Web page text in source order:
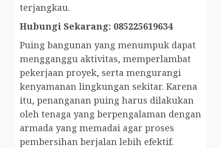
terjangkau.
Hubungi Sekarang: 085225619634
Puing bangunan yang menumpuk dapat
mengganggu aktivitas, memperlambat
pekerjaan proyek, serta mengurangi
kenyamanan lingkungan sekitar. Karena
itu, penanganan puing harus dilakukan
oleh tenaga yang berpengalaman dengan
armada yang memadai agar proses
pembersihan berjalan lebih efektif.